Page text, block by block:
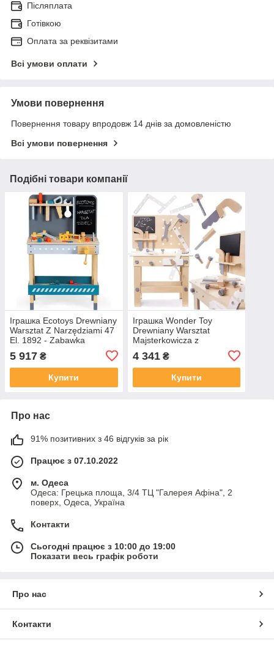
Післяплата
Готівкою
Оплата за реквізитами
Всі умови оплати
Умови повернення
Повернення товару впродовж 14 днів за домовленістю
Всі умови повернення
Подібні товари компанії
Іграшка Ecotoys Drewniany
Warsztat Z Narzędziami 47
El. 1892 - Zabawka
5 917 ₴
Купити
Іграшка Wonder Toy
Drewniany Warsztat
Majsterkowicza z
4 341₴
Купити
Про нас
91% позитивних з 46 відгуків за рік
Працює з 07.10.2022
м. Одеса
Одеса: Грецька площа, 3/4 ТЦ "Галерея Афіна", 2
поверх, Одеса, Україна
Контакти
Сьогодні працює з 10:00 до 19:00
Показати весь графік роботи
Про нас
Контакти